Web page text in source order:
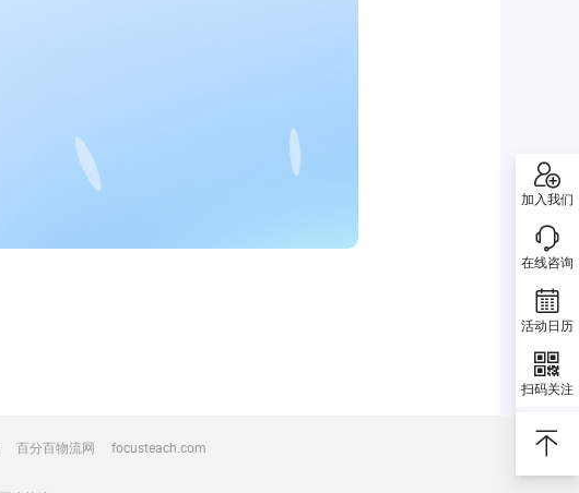
加入我们
在线咨询
活动日历
扫码关注
百分百物流网
focusteach.com